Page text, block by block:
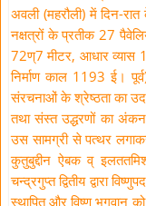
अवली (महरौली) में दिन-
नक्षत्रों के प्रतीक 27
72ण्7 मीटर, आधार व्यास
निर्माण काल 1193 ई।
संरचनाओं के श्रेष्ठता का
तथा संस्त उद्धरणों का
उस सामग्री से पत्थर
कुतुबुद्दीन ऐबक व्
चन्द्रगुप्त द्वितीय द्वारा
स्थापित और विष्णु भगवान